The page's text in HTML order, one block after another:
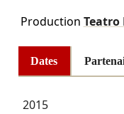
Production Teatro
Dates
2015